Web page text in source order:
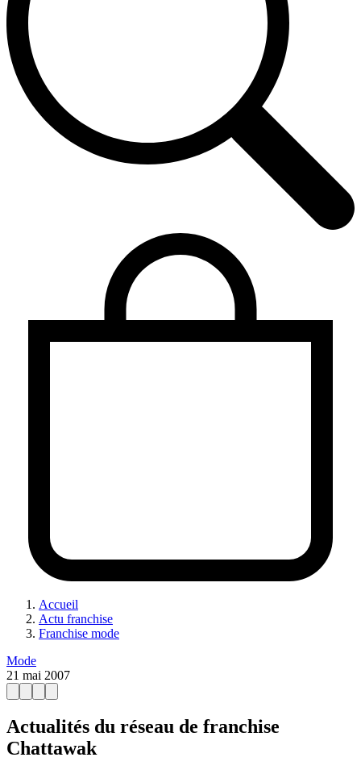
Accueil
Actu franchise
Franchise mode
Mode
21 mai 2007
Actualités du réseau de franchise
Chattawak